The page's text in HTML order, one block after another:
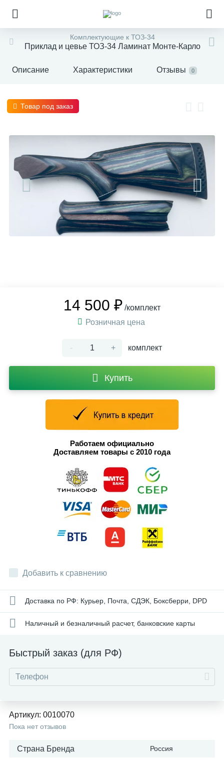
Комплектующие к ТОЗ-34
Приклад и цевье ТОЗ-34 Ламинат Монте-Карло
Описание Характеристики Отзывы 0
Товар под заказ
14 500 ₽ /комплект
Розничная цена
- + комплект
Купить
Работаем официально
Доставляем товары с 2010 года
Добавить к сравнению
Доставка по РФ: Курьер, Почта, СДЭК, Боксберри, DPD
Наличный и безналичный расчет, банковские карты
Быстрый заказ (для РФ)
Артикул: 0010070
Пока нет отзывов
Страна Бренда Россия